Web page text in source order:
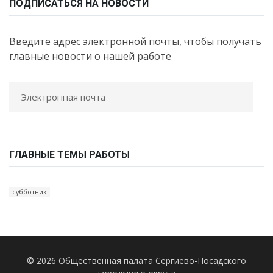
ПОДПИСАТЬСЯ НА НОВОСТИ
Введите адрес электронной почты, чтобы получать
главные новости о нашей работе
ГЛАВНЫЕ ТЕМЫ РАБОТЫ
субботник
© 2026 Общественная палата Сергиево-Посадского